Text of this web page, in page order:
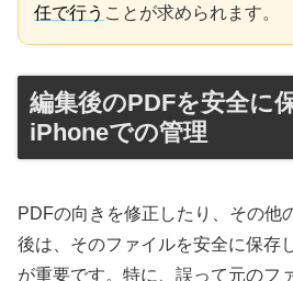
任で行う ことが求められます。
編集後のPDFを安全に
iPhoneでの管理
PDFの向きを修正したり、その他
後は、そのファイルを安全に保存
が重要です。特に、誤って元のフ